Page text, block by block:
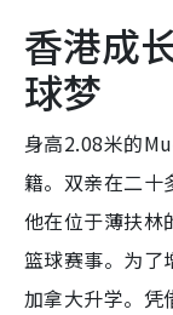
香港成
球梦
身高2.08米的
籍。双亲在二十
他在位于薄扶林
篮球赛事。为了
加拿大升学。凭